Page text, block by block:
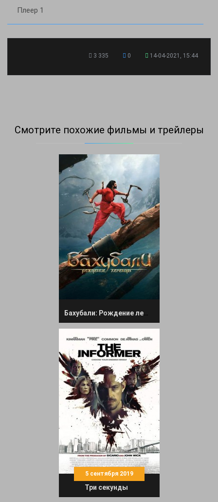
Плеер 1
3 335 0 14-04-2021, 15:44
Смотрите похожие фильмы и трейлеры
Бахубали: Рождение легенды
5 сентября 2019
Три секунды